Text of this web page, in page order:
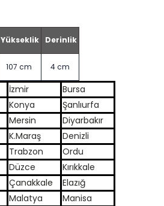
Yükseklik Derinlik
107 cm 4 cm
İzmir
Bursa
Konya
Şanlıurfa
Mersin
Diyarbakır
K.Maraş
Denizli
Trabzon
Ordu
Düzce
Kırıkkale
Çanakkale
Elazığ
Malatya
Manisa